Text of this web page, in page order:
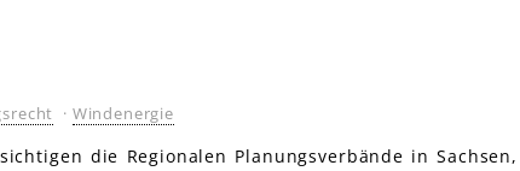
· Windenergie
die Regionalen Planungsverbände in